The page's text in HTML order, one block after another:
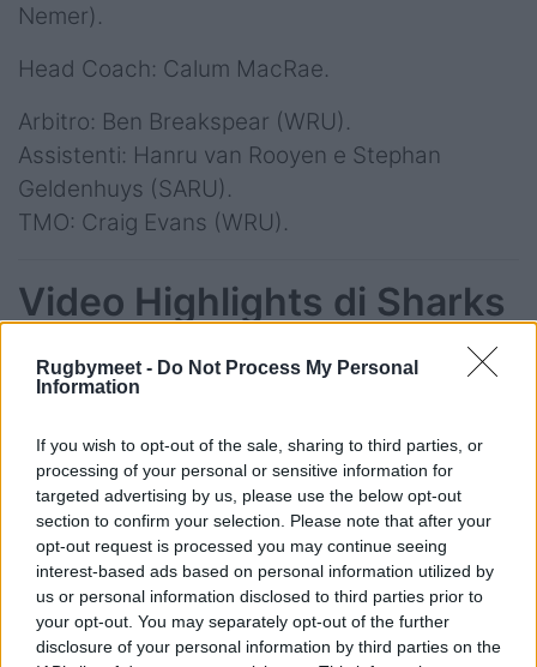
Rugbymeet - Do Not Process My Personal
Information
If you wish to opt-out of the sale, sharing to third parties, or
processing of your personal or sensitive information for
targeted advertising by us, please use the below opt-out
section to confirm your selection. Please note that after your
opt-out request is processed you may continue seeing
interest-based ads based on personal information utilized by
us or personal information disclosed to third parties prior to
your opt-out. You may separately opt-out of the further
disclosure of your personal information by third parties on the
Nemer).
Head Coach: Calum MacRae.
Arbitro: Ben Breakspear (WRU).
Assistenti: Hanru van Rooyen e Stephan
Geldenhuys (SARU).
TMO: Craig Evans (WRU).
Video Highlights di Sharks
v Benetton Rugby 46-7